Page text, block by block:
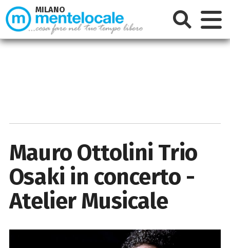
Mauro Ottolini Trio
Osaki in concerto -
Atelier Musicale
MILANO